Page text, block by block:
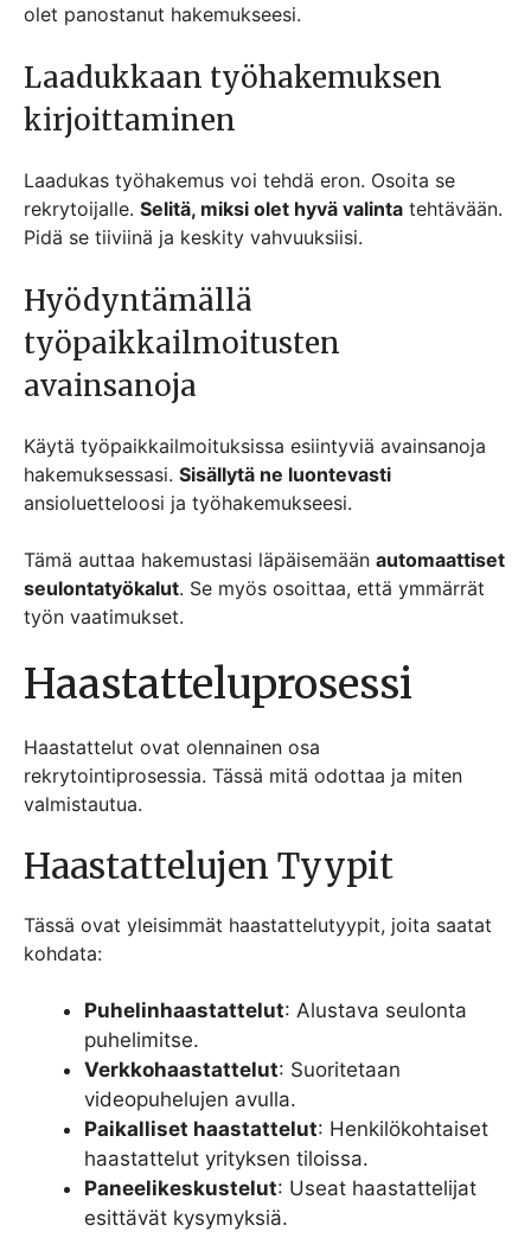
olet panostanut hakemukseesi.
Laadukkaan työhakemuksen
kirjoittaminen
Laadukas työhakemus voi tehdä eron. Osoita se
rekrytoijalle. Selitä, miksi olet hyvä valinta tehtävään.
Pidä se tiiviinä ja keskity vahvuuksiisi.
Hyödyntämällä
työpaikkailmoitusten
avainsanoja
Käytä työpaikkailmoituksissa esiintyviä avainsanoja
hakemuksessasi. Sisällytä ne luontevasti
ansioluetteloosi ja työhakemukseesi.
Tämä auttaa hakemustasi läpäisemään automaattiset
seulontatyökalut. Se myös osoittaa, että ymmärrät
työn vaatimukset.
Haastatteluprosessi
Haastattelut ovat olennainen osa
rekrytointiprosessia. Tässä mitä odottaa ja miten
valmistautua.
Haastattelujen Tyypit
Tässä ovat yleisimmät haastattelutyypit, joita saatat
kohdata:
Puhelinhaastattelut: Alustava seulonta
puhelimitse.
Verkkohaastattelut: Suoritetaan
videopuhelujen avulla.
Paikalliset haastattelut: Henkilökohtaiset
haastattelut yrityksen tiloissa.
Paneelikeskustelut: Useat haastattelijat
esittävät kysymyksiä.